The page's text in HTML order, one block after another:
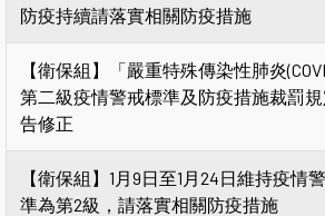
防疫持續請落實相關防疫措施
【衛保組】「嚴重特殊傳染性肺炎
第二級疫情警戒標準及防疫措施裁罰
告修正
【衛保組】1月9日至1月24日維持疫情
準為第2級，請落實相關防疫措施